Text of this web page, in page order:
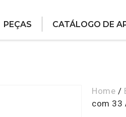
PEÇAS CATÁLOGO DE
Home /
com 33